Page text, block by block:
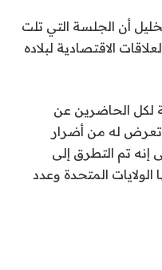
أن الجلسة التي تلت
الاقتصادية لبلاده
لكل الحاضرين عن
تعرض له من أضرار
إنه تم التطرق إلى
الولايات المتحدة وعدد